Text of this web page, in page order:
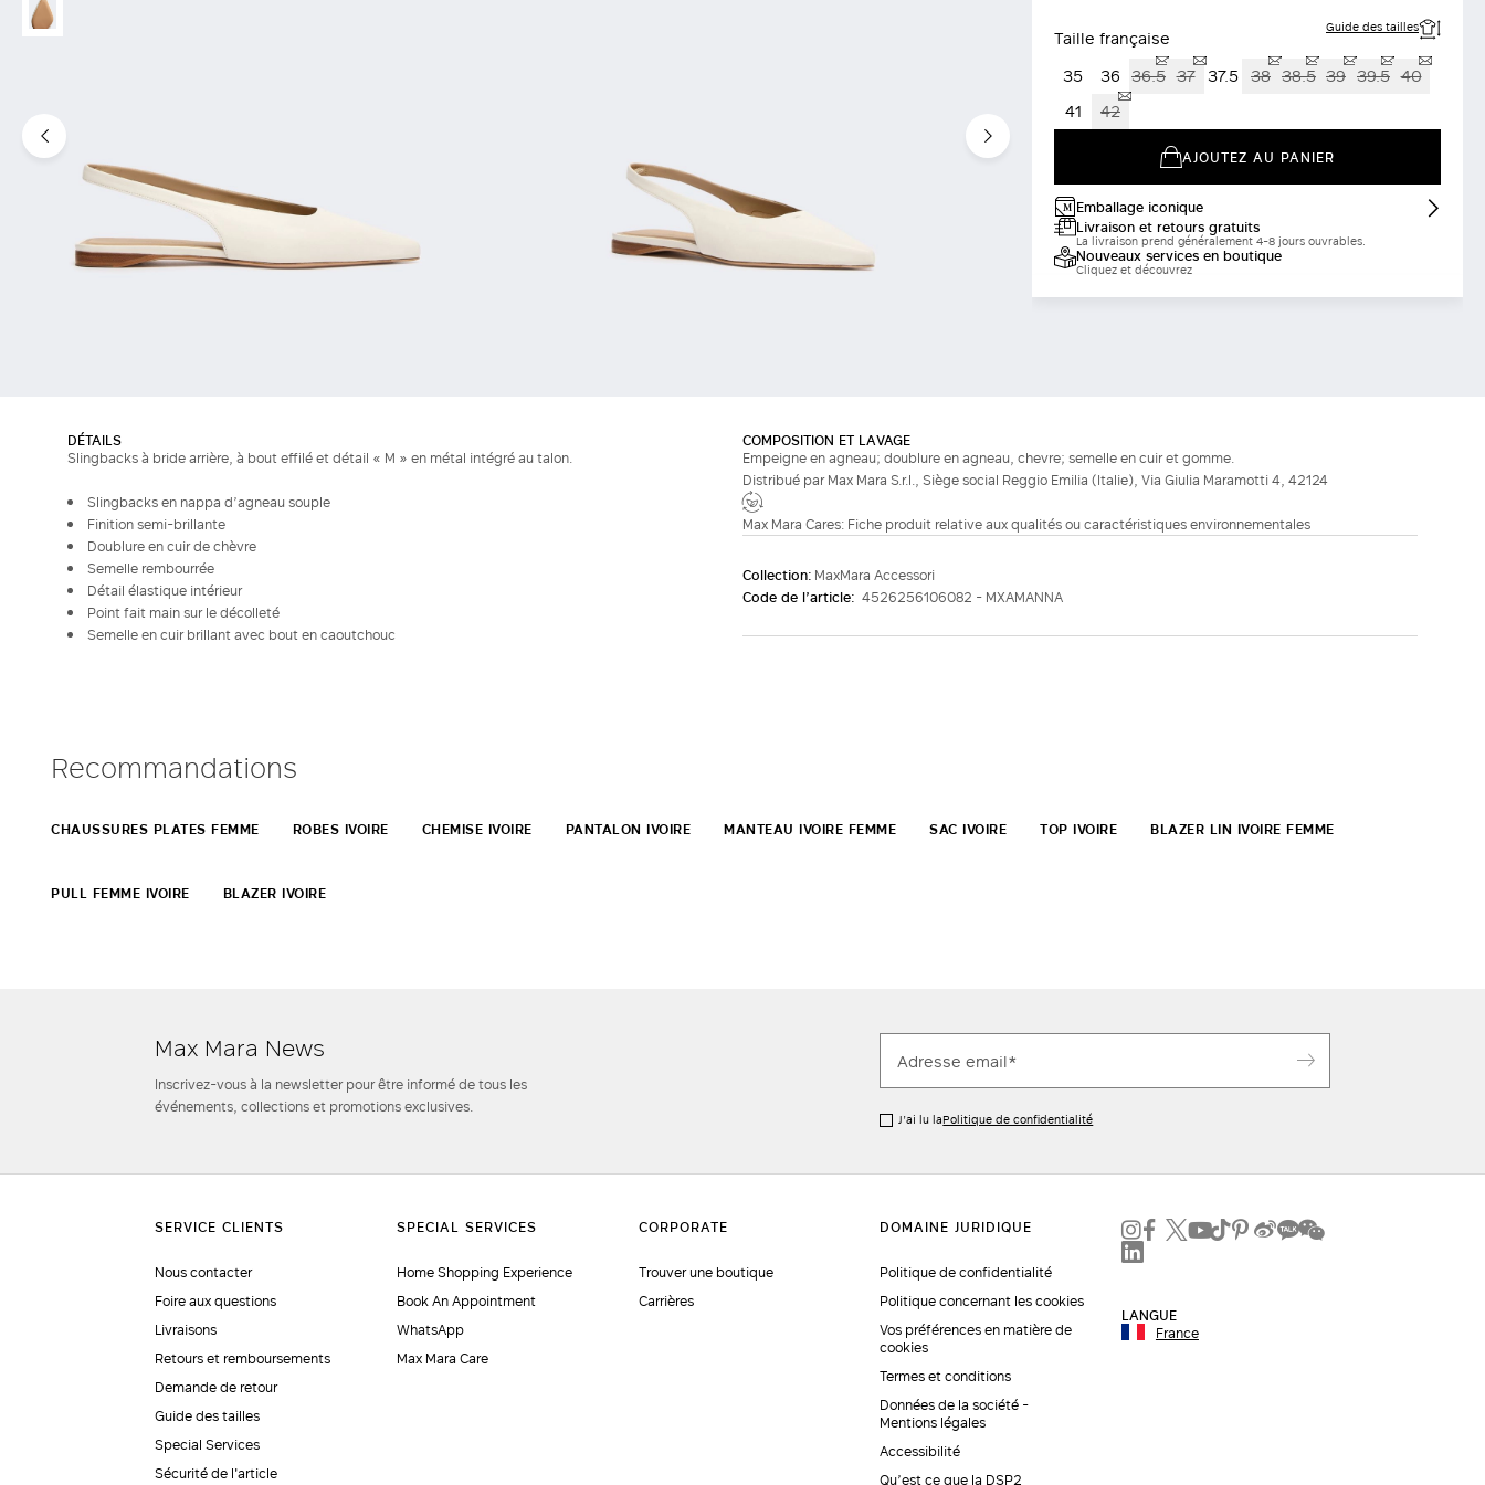
Taille française Guide des tailles
35 36 36.5 37 37.5 38 38.5 39 39.5 40
41
42
AJOUTEZ AU PANIER
Emballage iconique
Livraison et retours gratuits
La livraison prend généralement 4-8 jours ouvrables.
Nouveaux services en boutique
Cliquez et découvrez
DÉTAILS
Slingbacks à bride arrière, à bout effilé et détail « M » en métal intégré au talon.
Slingbacks en nappa d’agneau souple
Finition semi-brillante
Doublure en cuir de chèvre
Semelle rembourrée
Détail élastique intérieur
Point fait main sur le décolleté
Semelle en cuir brillant avec bout en caoutchouc
COMPOSITION ET LAVAGE
Empeigne en agneau; doublure en agneau, chevre; semelle en cuir et gomme.
Distribué par Max Mara S.r.l., Siège social Reggio Emilia (Italie), Via Giulia Maramotti 4, 42124
Max Mara Cares: Fiche produit relative aux qualités ou caractéristiques environnementales
Collection: MaxMara Accessori
Code de l’article: 4526256106082 - MXAMANNA
Recommandations
CHAUSSURES PLATES FEMME ROBES IVOIRE CHEMISE IVOIRE PANTALON IVOIRE MANTEAU IVOIRE FEMME SAC IVOIRE TOP IVOIRE BLAZER LIN IVOIRE FEMME
PULL FEMME IVOIRE BLAZER IVOIRE
Max Mara News
Inscrivez-vous à la newsletter pour être informé de tous les
événements, collections et promotions exclusives.
J’ai lu laPolitique de confidentialité
Nous contacter
Foire aux questions
Livraisons
Retours et remboursements
Demande de retour
Guide des tailles
Special Services
Sécurité de l'article
Home Shopping Experience
Book An Appointment
WhatsApp
Max Mara Care
Trouver une boutique
Carrières
Politique de confidentialité
Politique concernant les cookies
Vos préférences en matière de
cookies
Termes et conditions
Données de la société -
Mentions légales
Accessibilité
Qu’est ce que la DSP2
LANGUE
France